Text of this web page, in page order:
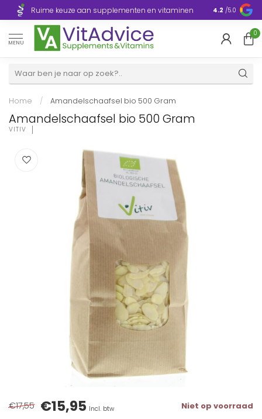
Ruime keuze aan supplementen en vitaminen Europa
4.2 /5.0
MENU
0
Home / Amandelschaafsel bio 500 Gram
Amandelschaafsel bio 500 Gram
VITIV
€17,55 €15,95 Incl. btw Niet op voorraad